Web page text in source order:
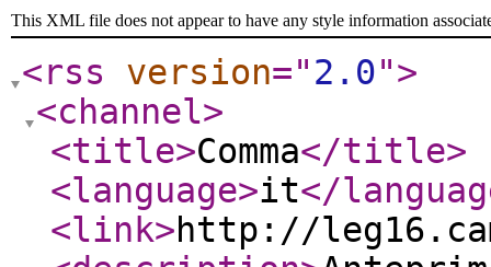
This XML file does not appear to have any style information
<rss version="2.0">
<channel>
<title>Comma</title>
<language>it</
<link>http://